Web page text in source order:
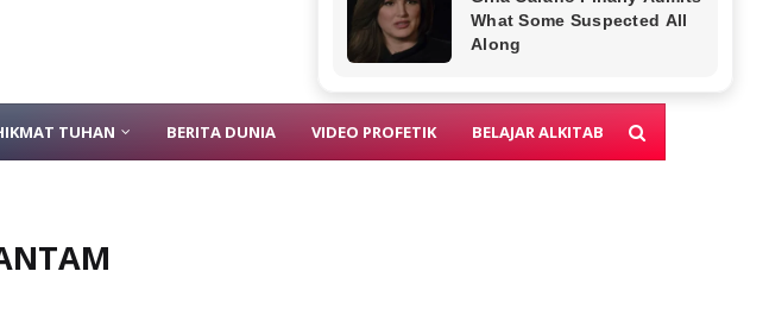
TUHAN BERITA DUNIA VIDEO PROFETIK BELAJAR ALKITAB